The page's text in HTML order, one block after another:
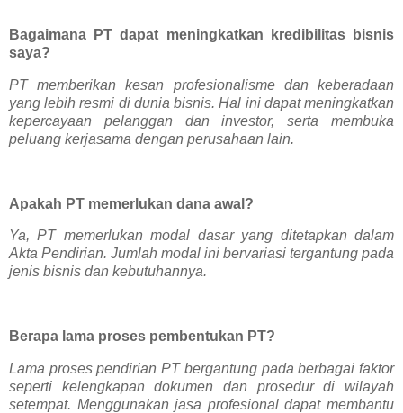
Bagaimana PT dapat meningkatkan kredibilitas bisnis
saya?
PT memberikan kesan profesionalisme dan keberadaan
yang lebih resmi di dunia bisnis. Hal ini dapat meningkatkan
kepercayaan pelanggan dan investor, serta membuka
peluang kerjasama dengan perusahaan lain.
Apakah PT memerlukan dana awal?
Ya, PT memerlukan modal dasar yang ditetapkan dalam
Akta Pendirian. Jumlah modal ini bervariasi tergantung pada
jenis bisnis dan kebutuhannya.
Berapa lama proses pembentukan PT?
Lama proses pendirian PT bergantung pada berbagai faktor
seperti kelengkapan dokumen dan prosedur di wilayah
setempat. Menggunakan jasa profesional dapat membantu